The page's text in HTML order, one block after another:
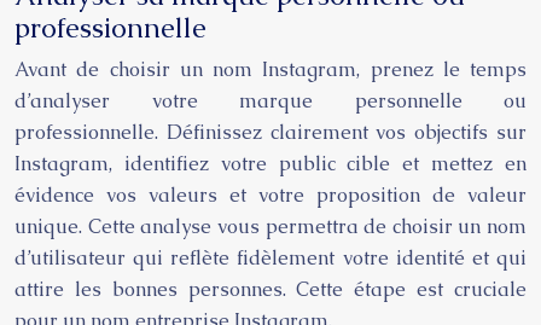
professionnelle
Avant de choisir un nom Instagram, prenez le temps
d’analyser votre marque personnelle ou
professionnelle. Définissez clairement vos objectifs sur
Instagram, identifiez votre public cible et mettez en
évidence vos valeurs et votre proposition de valeur
unique. Cette analyse vous permettra de choisir un nom
d’utilisateur qui reflète fidèlement votre identité et qui
attire les bonnes personnes. Cette étape est cruciale